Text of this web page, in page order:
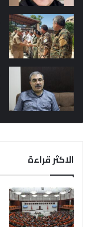
الاكثر قراءة